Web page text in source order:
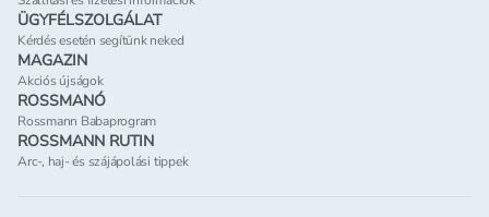
ÜGYFÉLSZOLGÁLAT
Kérdés esetén segítünk neked
MAGAZIN
Akciós újságok
ROSSMANÓ
Rossmann Babaprogram
ROSSMANN RUTIN
Arc-, haj- és szájápolási tippek